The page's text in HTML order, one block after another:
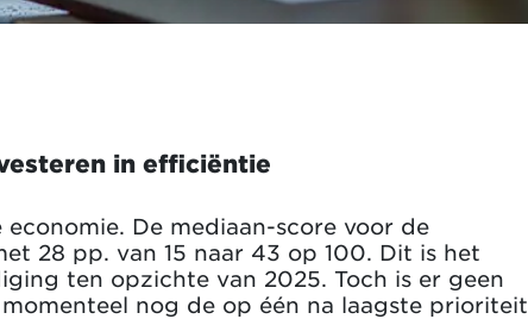
in efficiëntie
De mediaan-score voor de
28 pp. van 15 naar 43 op 100. Dit is het
ten opzichte van 2025. Toch is er geen
nog de op één na laagste prioriteit